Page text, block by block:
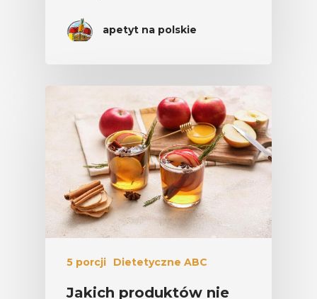
apetyt na polskie
5 porcji Dietetyczne ABC
Jakich produktów nie